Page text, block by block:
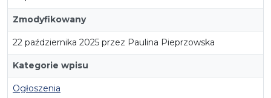
Zmodyfikowany
22 października 2025 przez Paulina Pieprzowska
Kategorie wpisu
Ogłoszenia